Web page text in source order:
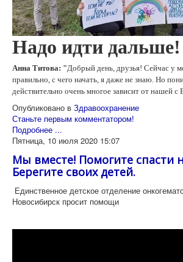
Надо идти дальше!
Анна Титова: "Добрый день, друзья! Сейчас у
правильно, с чего начать, я даже не знаю. Но
действительно очень многое зависит от нашей
Опубликовано в Здравоохранение
Станьте первым комментатором!
Подробнее ...
Пятница, 10 июля 2020 15:07
Мы вместе! Помогите спасти
Берегите своих детей.
Единственное детское отделение
Новосибирск просит помощи